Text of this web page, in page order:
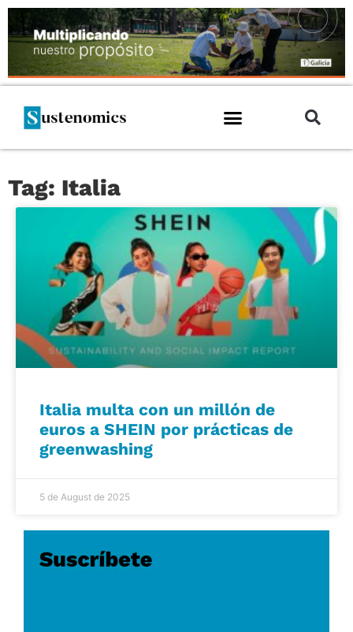
Tag: Italia
Italia multa con un millón de
euros a SHEIN por prácticas de
greenwashing
5 de August de 2025